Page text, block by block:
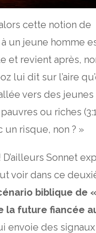
cette notion de
à un jeune homme
et revient après,
lui dit sur l’aire
vers des jeunes
ou riches
un risque, non ? »
Sonnet
voir dans ce
biblique de
la future fiancée
envoie des signaux